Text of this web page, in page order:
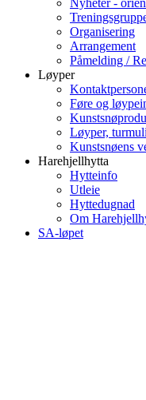
Nyheter -
Organisering
Arrangement
Påmelding /
Løyper
Føre og
Løyper,
Kunstsnøens
Harehjellhytta
Hytteinfo
Utleie
Hyttedugnad
Om
SA-løpet